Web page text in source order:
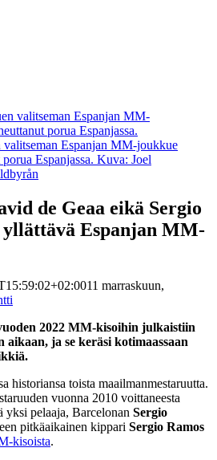
Espanjan MM-joukkue
Espanjassa. Kuva: Joel
de Geaa eikä Sergio
yllättävä Espanjan MM-
11 marraskuun,
2022 MM-kisoihin julkaistiin
ja se keräsi kotimaassaan
historiansa toista maailmanmestaruutta.
vuonna 2010 voittaneesta
yksi pelaaja, Barcelonan Sergio
pitkäaikainen kippari Sergio Ramos
kisoista.